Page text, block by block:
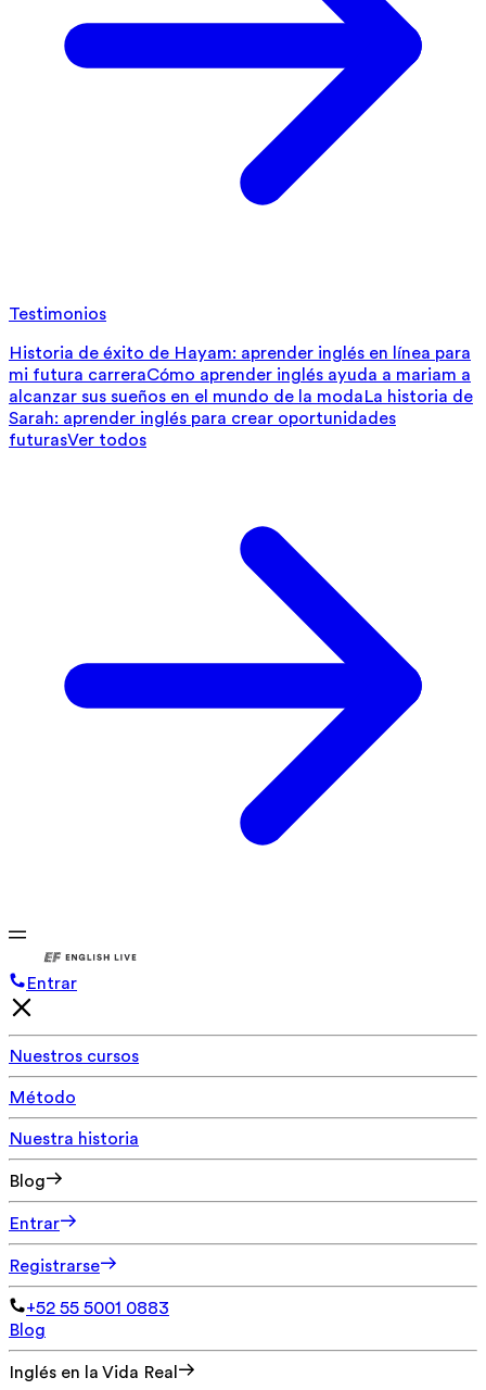
Testimonios
Historia de éxito de Hayam: aprender inglés en línea para
mi futura carreraCómo aprender inglés ayuda a mariam a
alcanzar sus sueños en el mundo de la modaLa historia de
Sarah: aprender inglés para crear oportunidades
futurasVer todos
Entrar
Nuestros cursos
Método
Nuestra historia
Blog
Entrar
Registrarse
+52 55 5001 0883
Blog
Inglés en la Vida Real